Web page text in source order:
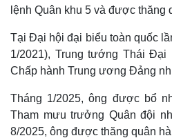
lệnh Quân khu 5 và được thăng
Tại Đại hội đại biểu toàn quốc
1/2021), Trung tướng Thái
Chấp hành Trung ương Đảng
Tháng 1/2025, ông được bổ
Tham mưu trưởng Quân đội
8/2025, ông được thăng quân